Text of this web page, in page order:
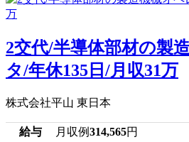
2交代/半導体部材の製
タ/年休135日/月収31万
株式会社平山 東日本
給与 月収例314,565円